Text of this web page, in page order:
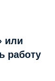
или
работу